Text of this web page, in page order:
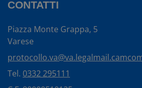
CONTATTI
Piazza Monte Grappa, 5
Varese
Tel. 0332 295111